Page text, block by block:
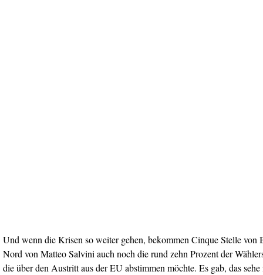
Und wenn die Krisen so weiter gehen, bekommen Cinque Stelle von
Nord von Matteo Salvini auch noch die rund zehn Prozent der
die über den Austritt aus der EU abstimmen möchte. Es gab, das